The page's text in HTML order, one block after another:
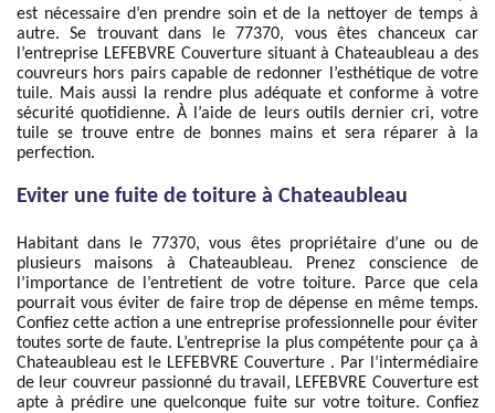
est nécessaire d’en prendre soin et de la nettoyer de temps à
autre. Se trouvant dans le 77370, vous êtes chanceux car
l’entreprise LEFEBVRE Couverture situant à Chateaubleau a des
couvreurs hors pairs capable de redonner l’esthétique de votre
tuile. Mais aussi la rendre plus adéquate et conforme à votre
sécurité quotidienne. À l’aide de leurs outils dernier cri, votre
tuile se trouve entre de bonnes mains et sera réparer à la
perfection.
Eviter une fuite de toiture à Chateaubleau
Habitant dans le 77370, vous êtes propriétaire d’une ou de
plusieurs maisons à Chateaubleau. Prenez conscience de
l’importance de l’entretient de votre toiture. Parce que cela
pourrait vous éviter de faire trop de dépense en même temps.
Confiez cette action a une entreprise professionnelle pour éviter
toutes sorte de faute. L’entreprise la plus compétente pour ça à
Chateaubleau est le LEFEBVRE Couverture . Par l’intermédiaire
de leur couvreur passionné du travail, LEFEBVRE Couverture est
apte à prédire une quelconque fuite sur votre toiture. Confiez